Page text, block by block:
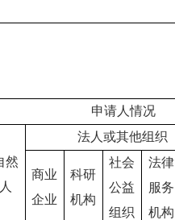
申请人情况
然
人
法人或其他组织
商业
企业
科研
机构
社会
公益
组织
法律
服务
机构